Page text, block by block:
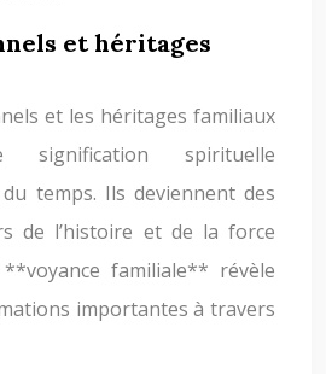
et héritages
et les héritages familiaux
signification spirituelle
temps. Ils deviennent des
de l’histoire et de la force
familiale** révèle
importantes à travers